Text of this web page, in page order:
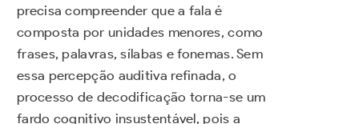
precisa compreender que a fala é
composta por unidades menores, como
frases, palavras, sílabas e fonemas. Sem
essa percepção auditiva refinada, o
processo de decodificação torna-se um
fardo cognitivo insustentável, pois a